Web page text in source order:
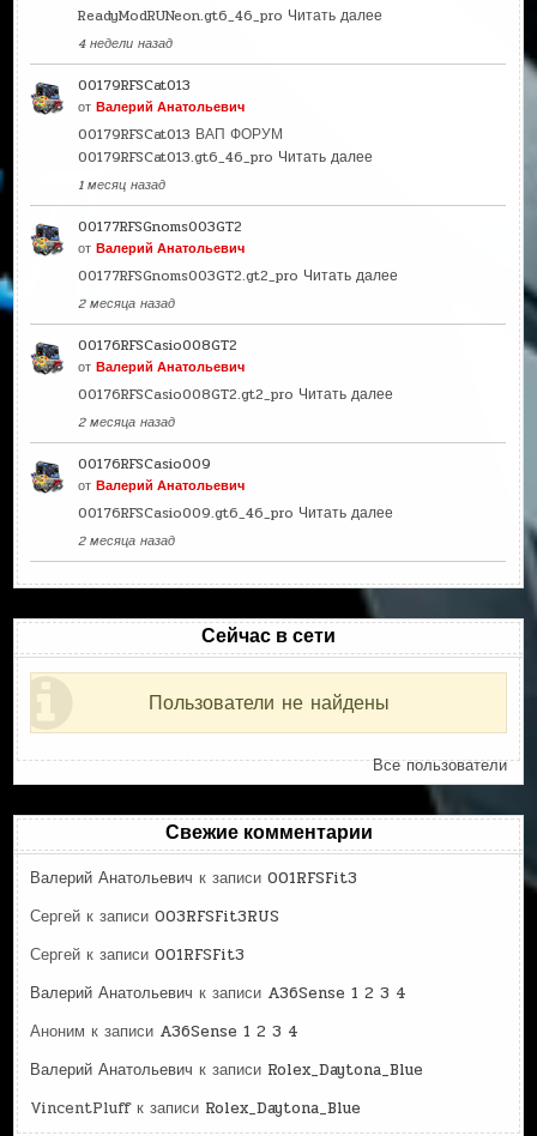
ReadyModRUNeon.gt6_46_pro Читать далее
4 недели назад
00179RFSCat013
отВалерий Анатольевич
00179RFSCat013 ВАП ФОРУМ
00179RFSCat013.gt6_46_pro Читать далее
1 месяц назад
00177RFSGnoms003GT2
отВалерий Анатольевич
00177RFSGnoms003GT2.gt2_pro Читать далее
2 месяца назад
00176RFSCasio008GT2
отВалерий Анатольевич
00176RFSCasio008GT2.gt2_pro Читать далее
2 месяца назад
00176RFSCasio009
отВалерий Анатольевич
00176RFSCasio009.gt6_46_pro Читать далее
2 месяца назад
Сейчас в сети
Пользователи не найдены
Все пользователи
Свежие комментарии
Валерий Анатольевич к записи001RFSFit3
Сергей к записи003RFSFit3RUS
Сергей к записи001RFSFit3
Валерий Анатольевич к записи A36Sense 1 2 3 4
Аноним к записи A36Sense 1 2 3 4
Валерий Анатольевич к записи Rolex_Daytona_Blue
VincentPluffк записи Rolex_Daytona_Blue